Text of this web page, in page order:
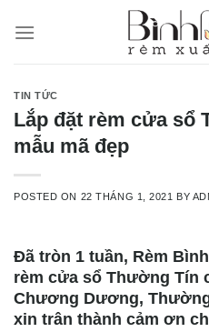
TIN TỨC
Lắp đặt rèm cửa sổ
mẫu mã đẹp
POSTED ON 22 THÁNG 1, 2021 BY
Đã tròn 1 tuần, Rèm
rèm cửa sổ Thường Tín
Chương Dương,
xin trân thành cảm ơn